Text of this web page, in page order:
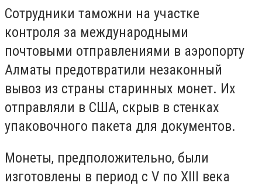
Сотрудники таможни на участке
контроля за международными
почтовыми отправлениями в аэропорту
Алматы предотвратили незаконный
вывоз из страны старинных монет. Их
отправляли в США, скрыв в стенках
упаковочного пакета для документов.
Монеты, предположительно, были
изготовлены в период с V по XIII века